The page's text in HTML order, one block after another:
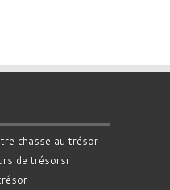
chasse au trésor
de trésorsr